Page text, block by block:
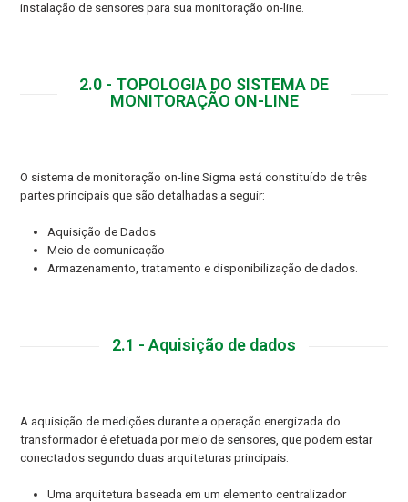
instalação de sensores para sua monitoração on-line.
2.0 - TOPOLOGIA DO SISTEMA DE
MONITORAÇÃO ON-LINE
O sistema de monitoração on-line Sigma está constituído de três
partes principais que são detalhadas a seguir:
Aquisição de Dados
Meio de comunicação
Armazenamento, tratamento e disponibilização de dados.
2.1 - Aquisição de dados
A aquisição de medições durante a operação energizada do
transformador é efetuada por meio de sensores, que podem estar
conectados segundo duas arquiteturas principais:
Uma arquitetura baseada em um elemento centralizador